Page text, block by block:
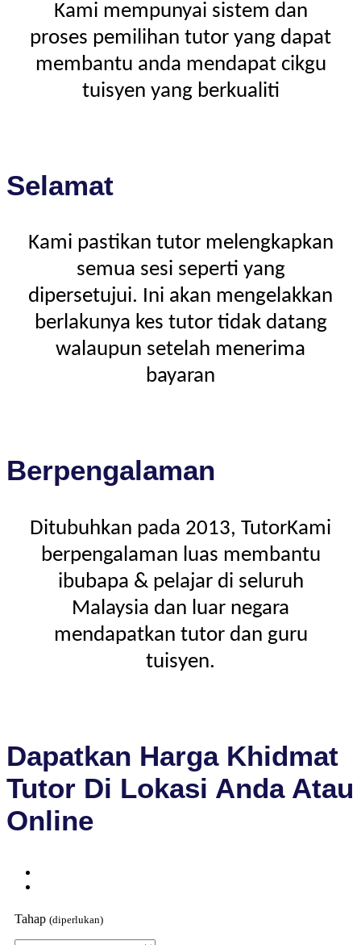
Kami mempunyai sistem dan
proses pemilihan tutor yang dapat
membantu anda mendapat cikgu
tuisyen yang berkualiti
Selamat
Kami pastikan tutor melengkapkan
semua sesi seperti yang
dipersetujui. Ini akan mengelakkan
berlakunya kes tutor tidak datang
walaupun setelah menerima
bayaran
Berpengalaman
Ditubuhkan pada 2013, TutorKami
berpengalaman luas membantu
ibubapa & pelajar di seluruh
Malaysia dan luar negara
mendapatkan tutor dan guru
tuisyen.
Dapatkan Harga Khidmat
Tutor Di Lokasi Anda Atau
Online
Tahap (diperlukan)